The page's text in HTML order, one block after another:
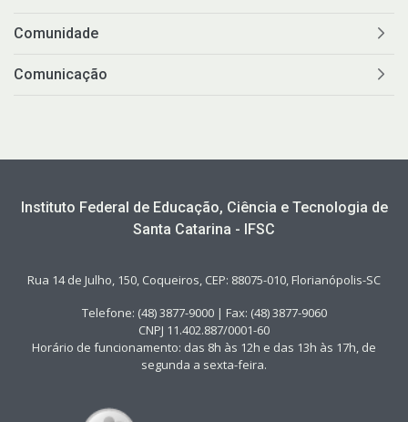
Comunidade
Comunicação
Instituto Federal de Educação, Ciência e Tecnologia de
Santa Catarina - IFSC
Rua 14 de Julho, 150, Coqueiros, CEP: 88075-010, Florianópolis-SC
Telefone: (48) 3877-9000 | Fax: (48) 3877-9060
CNPJ 11.402.887/0001-60
Horário de funcionamento: das 8h às 12h e das 13h às 17h, de
segunda a sexta-feira.